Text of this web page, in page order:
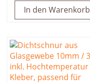
In den Warenkorb